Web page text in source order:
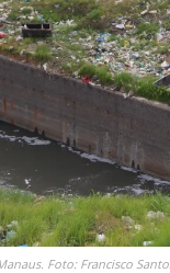
Foto: Francisco